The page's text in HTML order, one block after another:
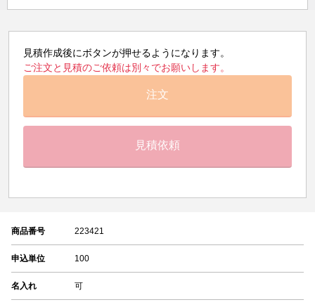
見積作成後にボタンが押せるようになります。
ご注文と見積のご依頼は別々でお願いします。
注文
見積依頼
商品番号 223421
申込単位 100
名入れ 可